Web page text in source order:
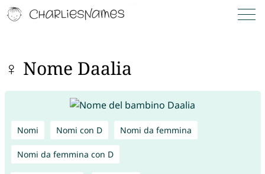
♀ Nome Daalia
Nomi Nomi con D Nomi da femmina
Nomi da femmina con D